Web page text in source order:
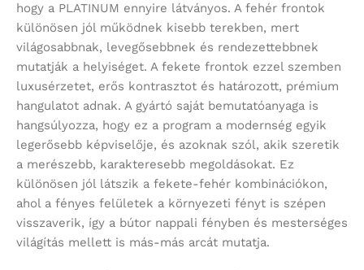
hogy a PLATINUM ennyire látványos. A fehér frontok
különösen jól működnek kisebb terekben, mert
világosabbnak, levegősebbnek és rendezettebbnek
mutatják a helyiséget. A fekete frontok ezzel szemben
luxusérzetet, erős kontrasztot és határozott, prémium
hangulatot adnak. A gyártó saját bemutatóanyaga is
hangsúlyozza, hogy ez a program a modernség egyik
legerősebb képviselője, és azoknak szól, akik szeretik
a merészebb, karakteresebb megoldásokat. Ez
különösen jól látszik a fekete-fehér kombinációkon,
ahol a fényes felületek a környezeti fényt is szépen
visszaverik, így a bútor nappali fényben és mesterséges
világítás mellett is más-más arcát mutatja.